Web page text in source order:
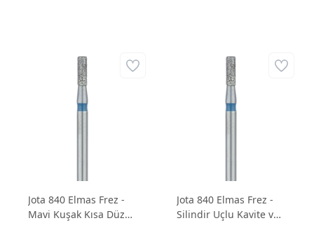
Jota 840 Elmas Frez -
Mavi Kuşak Kısa Düz
Jota 840 Elmas Frez -
Silindir Uçlu Kavite ve